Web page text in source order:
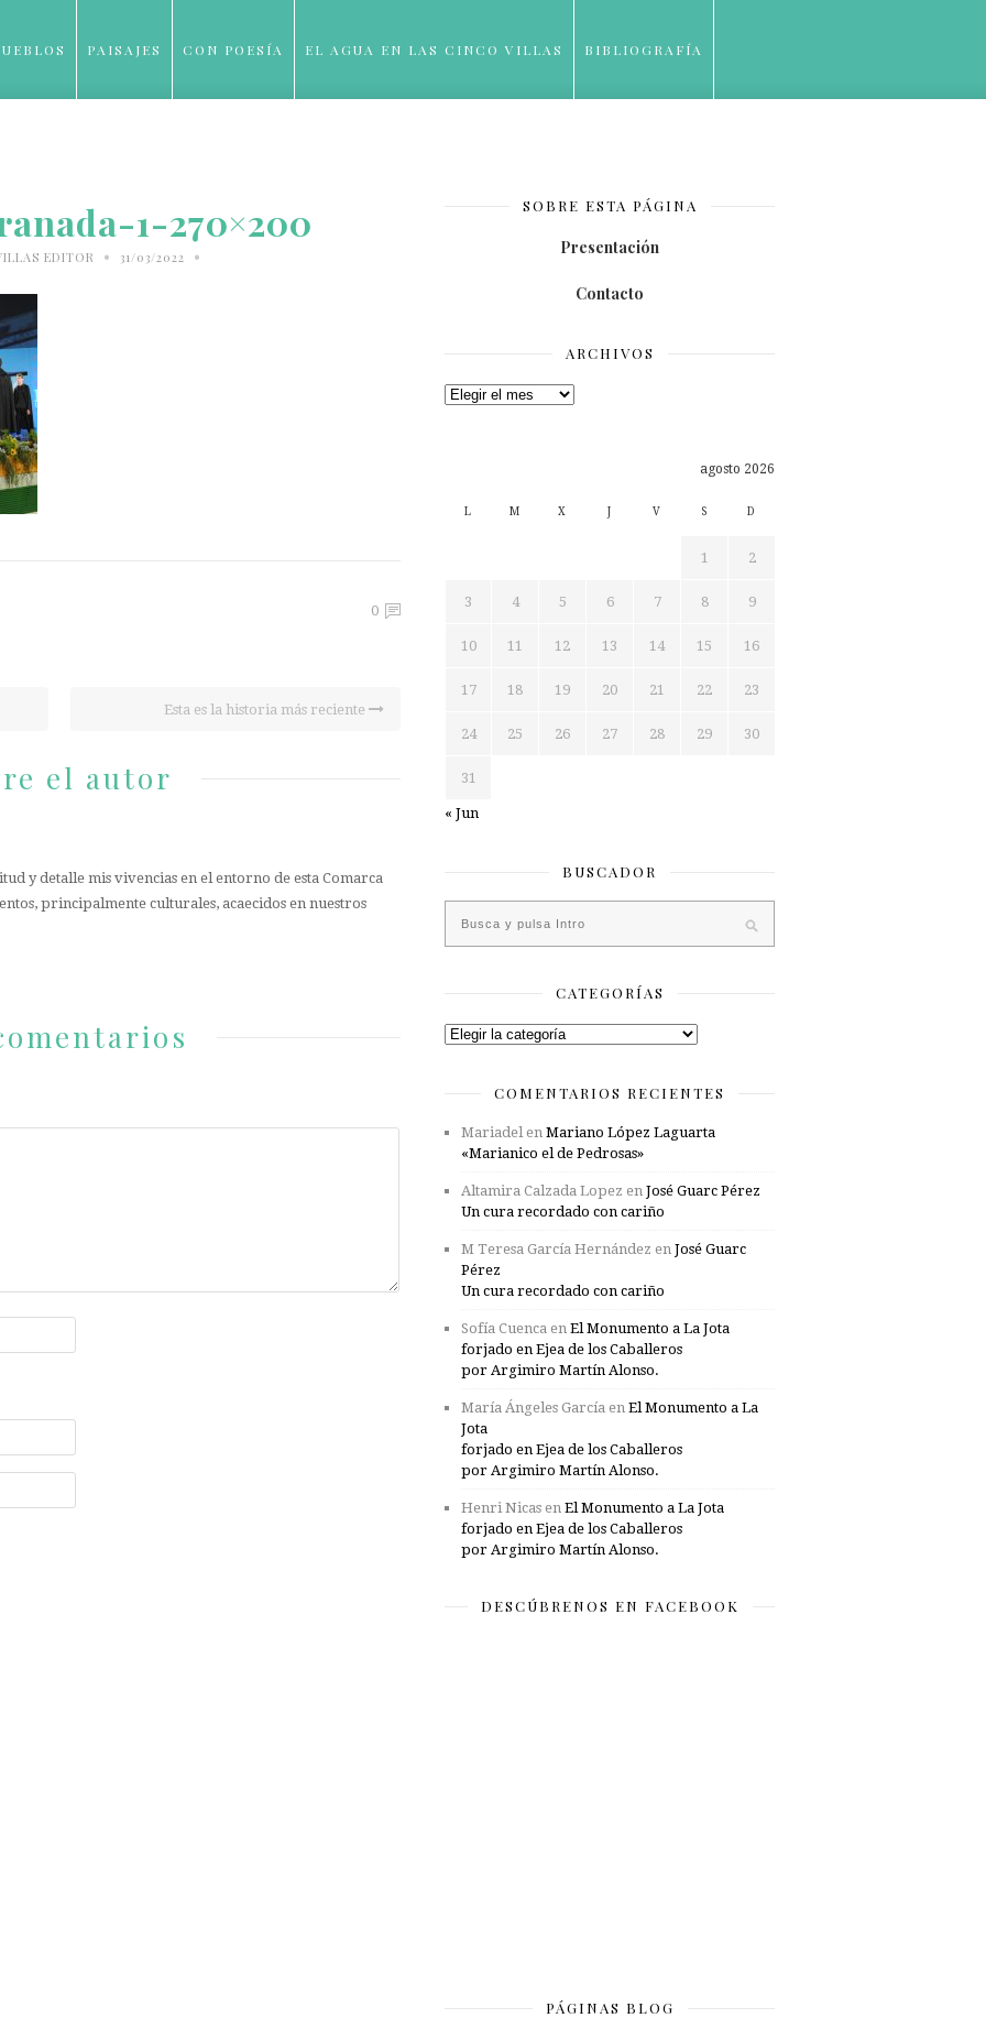
PAISAJES CON POESÍA EL AGUA EN LAS CINCO VILLAS BIBLIOGRAFÍA
1-270×200
EDITOR • 31/03/2022 •
0
Esta es la historia más reciente
el autor
y detalle mis vivencias en el entorno de esta Comarca
principalmente culturales, acaecidos en nuestros
SOBRE ESTA PÁGINA
Presentación
Contacto
ARCHIVOS
Archivos
agosto 2026
L M X J V S D
1 2
3 4 5 6 7 8 9
10 11 12 13 14 15 16
17 18 19 20 21 22 23
24 25 26 27 28 29 30
31
« Jun
BUSCADOR
CATEGORÍAS
Categorías
COMENTARIOS RECIENTES
Mariadelen Mariano López Laguarta
«Marianico el de Pedrosas»
Altamira Calzada Lopez en José Guarc Pérez
Un cura recordado con cariño
M Teresa García Hernández en José Guarc
Pérez
Un cura recordado con cariño
Sofía Cuenca en El Monumento a La Jota
forjado en Ejea de los Caballeros
por Argimiro Martín Alonso.
María Ángeles García en El Monumento a La
Jota
forjado en Ejea de los Caballeros
por Argimiro Martín Alonso.
Henri Nicas en El Monumento a La Jota
forjado en Ejea de los Caballeros
por Argimiro Martín Alonso.
DESCÚBRENOS EN FACEBOOK
PÁGINAS BLOG